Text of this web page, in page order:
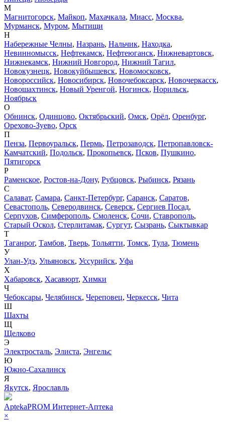
М
Магнитогорск, Майкоп, Махачкала, Миасс, Москва,
Мурманск, Муром, Мытищи
Н
Набережные Челны, Назрань, Нальчик, Находка,
Невинномысск, Нефтекамск, Нефтеюганск, Нижневартовск,
Нижнекамск, Нижний Новгород, Нижний Тагил,
Новокузнецк, Новокуйбышевск, Новомосковск,
Новороссийск, Новосибирск, Новочебоксарск, Новочеркасск,
Новошахтинск, Новый Уренгой, Ногинск, Норильск,
Ноябрьск
О
Обнинск, Одинцово, Октябрьский, Омск, Орёл, Оренбург,
Орехово-Зуево, Орск
П
Пенза, Первоуральск, Пермь, Петрозаводск, Петропавловск-
Камчатский, Подольск, Прокопьевск, Псков, Пушкино,
Пятигорск
Р
Раменское, Ростов-на-Дону, Рубцовск, Рыбинск, Рязань
С
Салават, Самара, Санкт-Петербург, Саранск, Саратов,
Севастополь, Северодвинск, Северск, Сергиев Посад,
Серпухов, Симферополь, Смоленск, Сочи, Ставрополь,
Старый Оскол, Стерлитамак, Сургут, Сызрань, Сыктывкар
Т
Таганрог, Тамбов, Тверь, Тольятти, Томск, Тула, Тюмень
У
Улан-Удэ, Ульяновск, Уссурийск, Уфа
Х
Хабаровск, Хасавюрт, Химки
Ч
Чебоксары, Челябинск, Череповец, Черкесск, Чита
Ш
Шахты
Щ
Щелково
Э
Электросталь, Элиста, Энгельс
Ю
Южно-Сахалинск
Я
Якутск, Ярославль
AptekaPROM Интернет-Аптека
×